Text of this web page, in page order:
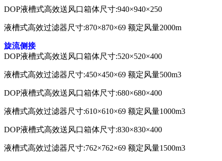
DOP液槽式高效送风口箱体尺寸:940×940×250
液槽式高效过滤器尺寸:870×870×69 额定风量2000m
旋流侧接
DOP液槽式高效送风口箱体尺寸:520×520×400
液槽式高效过滤器尺寸:450×450×69 额定风量500m3
DOP液槽式高效送风口箱体尺寸:680×680×400
液槽式高效过滤器尺寸:610×610×69 额定风量1000m3
DOP液槽式高效送风口箱体尺寸:830×830×400
液槽式高效过滤器尺寸:762×762×69 额定风量1500m3